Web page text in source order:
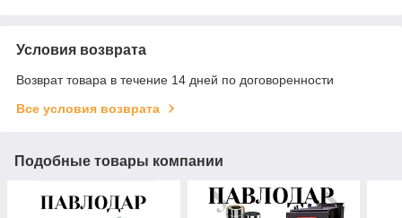
Условия возврата
Возврат товара в течение 14 дней по договоренности
Все условия возврата
Подобные товары компании